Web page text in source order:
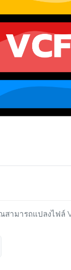
ามารถแปลงไฟล์